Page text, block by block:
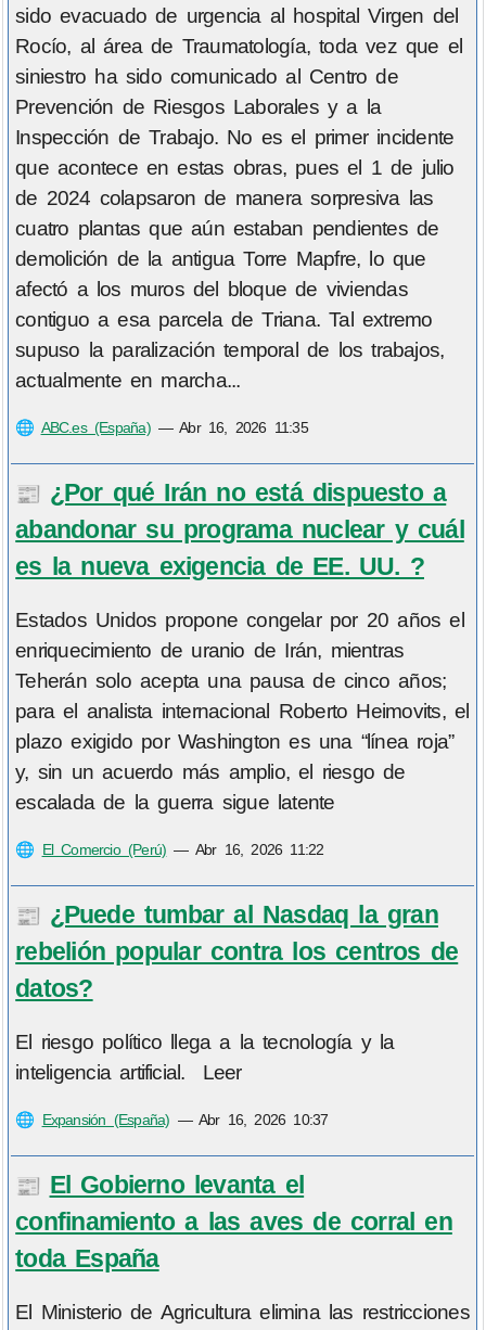
sido evacuado de urgencia al hospital Virgen del
Rocío, al área de Traumatología, toda vez que el
siniestro ha sido comunicado al Centro de
Prevención de Riesgos Laborales y a la
Inspección de Trabajo. No es el primer incidente
que acontece en estas obras, pues el 1 de julio
de 2024 colapsaron de manera sorpresiva las
cuatro plantas que aún estaban pendientes de
demolición de la antigua Torre Mapfre, lo que
afectó a los muros del bloque de viviendas
contiguo a esa parcela de Triana. Tal extremo
supuso la paralización temporal de los trabajos,
actualmente en marcha...
🌐 ABC.es (España)—Abr 16, 2026 11:35
📰 ¿Por qué Irán no está dispuesto a
abandonar su programa nuclear y cuál
es la nueva exigencia de EE. UU. ?
Estados Unidos propone congelar por 20 años el
enriquecimiento de uranio de Irán, mientras
Teherán solo acepta una pausa de cinco años;
para el analista internacional Roberto Heimovits, el
plazo exigido por Washington es una “línea roja”
y, sin un acuerdo más amplio, el riesgo de
escalada de la guerra sigue latente
🌐 El Comercio (Perú) — Abr 16, 2026 11:22
📰 ¿Puede tumbar al Nasdaq la gran
rebelión popular contra los centros de
datos?
El riesgo político llega a la tecnología y la
inteligencia artificial. Leer
🌐 Expansión (España) — Abr 16, 2026 10:37
📰 El Gobierno levanta el
confinamiento a las aves de corral en
toda España
El Ministerio de Agricultura elimina las restricciones